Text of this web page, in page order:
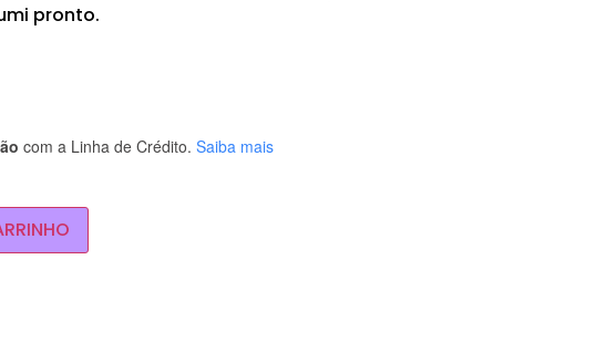
pronto.
com a Linha de Crédito. Saiba mais